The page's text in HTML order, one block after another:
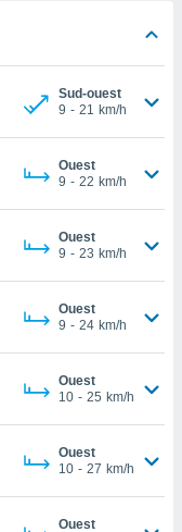
Sud-ouest
9 - 21 km/h
Ouest
9 - 22 km/h
Ouest
9 - 23 km/h
Ouest
9 - 24 km/h
Ouest
10 - 25 km/h
Ouest
10 - 27 km/h
Ouest